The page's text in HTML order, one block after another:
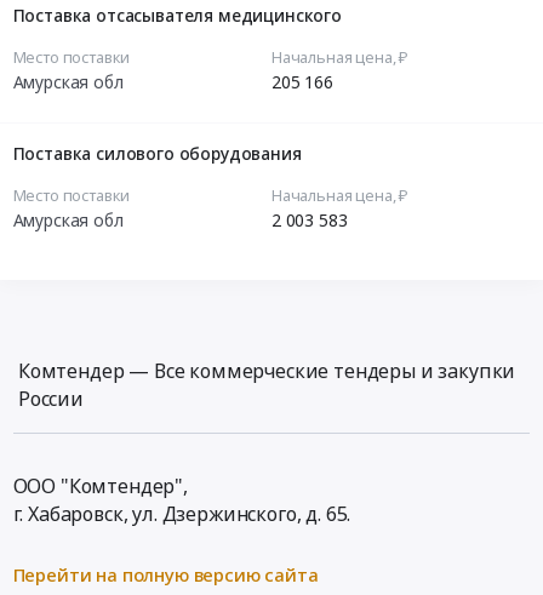
Поставка отсасывателя медицинского
Место поставки
Амурская обл
Начальная цена, ₽
205 166
Поставка силового оборудования
Место поставки
Амурская обл
Начальная цена, ₽
2 003 583
Комтендер — Все коммерческие тендеры и закупки
России
ООО "Комтендер",
г. Хабаровск,ул. Дзержинского, д. 65.
Перейти на полную версию сайта